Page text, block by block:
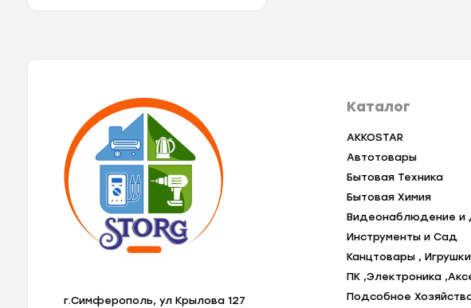
г.Симферополь, ул Крылова 127
Каталог
AKKOSTAR
Автотовары
Бытовая Техника
Бытовая Химия
Видеонаблюдение
Инструменты и Сад
Канцтовары , Игрушки
ПК ,Электроника
Подсобное